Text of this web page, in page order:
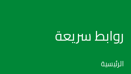
روابط سريعة
الرئيسية